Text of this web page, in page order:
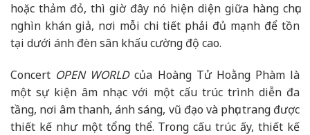
hoặc thảm đỏ, thì giờ đây nó hiện diện giữa hàng chục
nghìn khán giả, nơi mỗi chi tiết phải đủ mạnh để tồn
tại dưới ánh đèn sân khấu cường độ cao.
Concert OPEN WORLDcủa Hoàng Tử Hoằng Phàm là
một sự kiện âm nhạc với một cấu trúc trình diễn đa
tầng, nơi âm thanh, ánh sáng, vũ đạo và phục trang được
thiết kế như một tổng thể. Trong cấu trúc ấy, thiết kế